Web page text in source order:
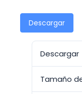
Descargar
Descargar
Tamaño